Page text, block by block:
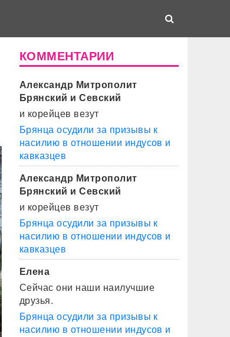
КОММЕНТАРИИ
Александр Митрополит
Брянский и Севский
и корейцев везут
Брянца осудили за призывы к
насилию в отношении индусов и
кавказцев
Александр Митрополит
Брянский и Севский
и корейцев везут
Брянца осудили за призывы к
насилию в отношении индусов и
кавказцев
Елена
Сейчас они наши наилучшие
друзья.
Брянца осудили за призывы к
насилию в отношении индусов и